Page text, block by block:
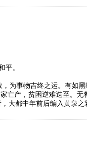
平。
为事物吉终之运。有如
亡产，贫困逆难迭至。
大都中年前后编入黄泉